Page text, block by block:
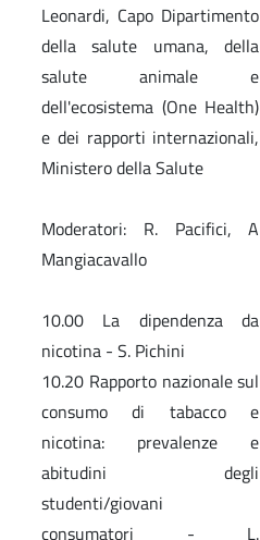
Leonardi, Capo Dipartimento
della salute umana, della
salute animale e
dell'ecosistema (One Health)
e dei rapporti internazionali,
Ministero della Salute
Moderatori: R. Pacifici, A
Mangiacavallo
10.00 La dipendenza da
nicotina - S. Pichini
10.20 Rapporto nazionale sul
consumo di tabacco e
nicotina: prevalenze e
abitudini degli
studenti/giovani
consumatori - L.